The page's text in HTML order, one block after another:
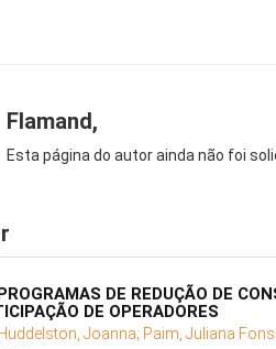
Flamand,
Esta página do autor ainda não foi
DE REDUÇÃO DE
DE OPERADORES
Huddelston, Joanna; Paim, Juliana